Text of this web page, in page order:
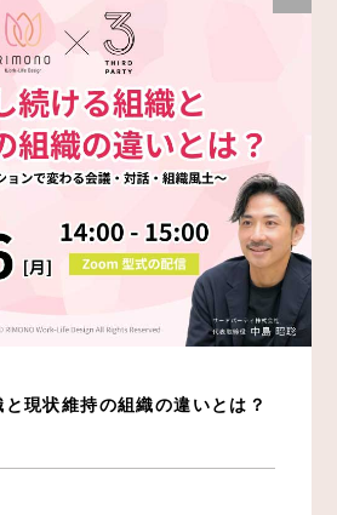
現状維持の組織の違いとは？